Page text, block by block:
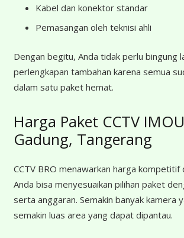
Kabel dan konektor standar
Pemasangan oleh teknisi ahli
Dengan begitu, Anda tidak perlu bingung
perlengkapan tambahan karena semua
dalam satu paket hemat.
Harga Paket CCTV
Gadung, Tangerang
CCTV BRO menawarkan harga kompetitif
Anda bisa menyesuaikan pilihan paket
serta anggaran. Semakin banyak kamera
semakin luas area yang dapat dipantau.